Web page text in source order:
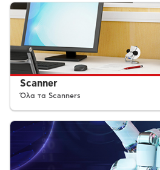
Scanner
Όλα τα Scanners